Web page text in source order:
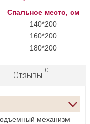
Спальное место, см
140*200
160*200
180*200
Отзывы
0
механизм